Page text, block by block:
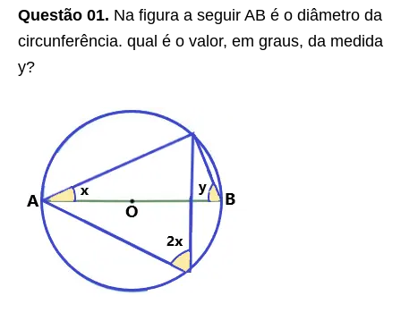
Questão 01. Na figura a seguir AB é o diâmetro da
circunferência. qual é o valor, em graus, da medida
y?